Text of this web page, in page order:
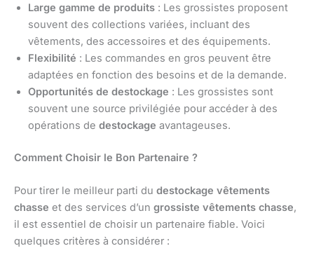
Large gamme de produits : Les grossistes proposent
souvent des collections variées, incluant des
vêtements, des accessoires et des équipements.
Flexibilité : Les commandes en gros peuvent être
adaptées en fonction des besoins et de la demande.
Opportunités de destockage : Les grossistes sont
souvent une source privilégiée pour accéder à des
opérations de destockage avantageuses.
Comment Choisir le Bon Partenaire ?
Pour tirer le meilleur parti du destockage vêtements
chasse et des services d’un grossiste vêtements chasse,
il est essentiel de choisir un partenaire fiable. Voici
quelques critères à considérer :